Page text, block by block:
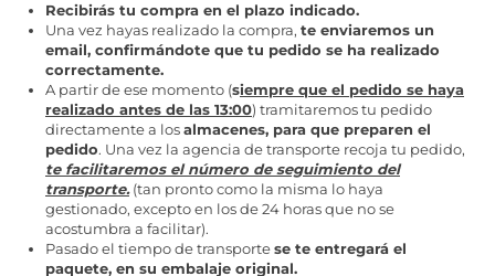
Recibirás tu compra en el plazo indicado.
Una vez hayas realizado la compra, te enviaremos un
email, confirmándote que tu pedido se ha realizado
correctamente.
A partir de ese momento (siempre que el pedido se haya
realizado antes de las 13:00) tramitaremos tu pedido
directamente a losalmacenes, para que preparen el
pedido. Una vez la agencia de transporte recoja tu pedido,
te facilitaremos el número de seguimiento del
transporte.(tan pronto como la misma lo haya
gestionado, excepto en los de 24 horas que no se
acostumbra a facilitar).
Pasado el tiempo de transportese te entregará el
paquete, en su embalaje original.